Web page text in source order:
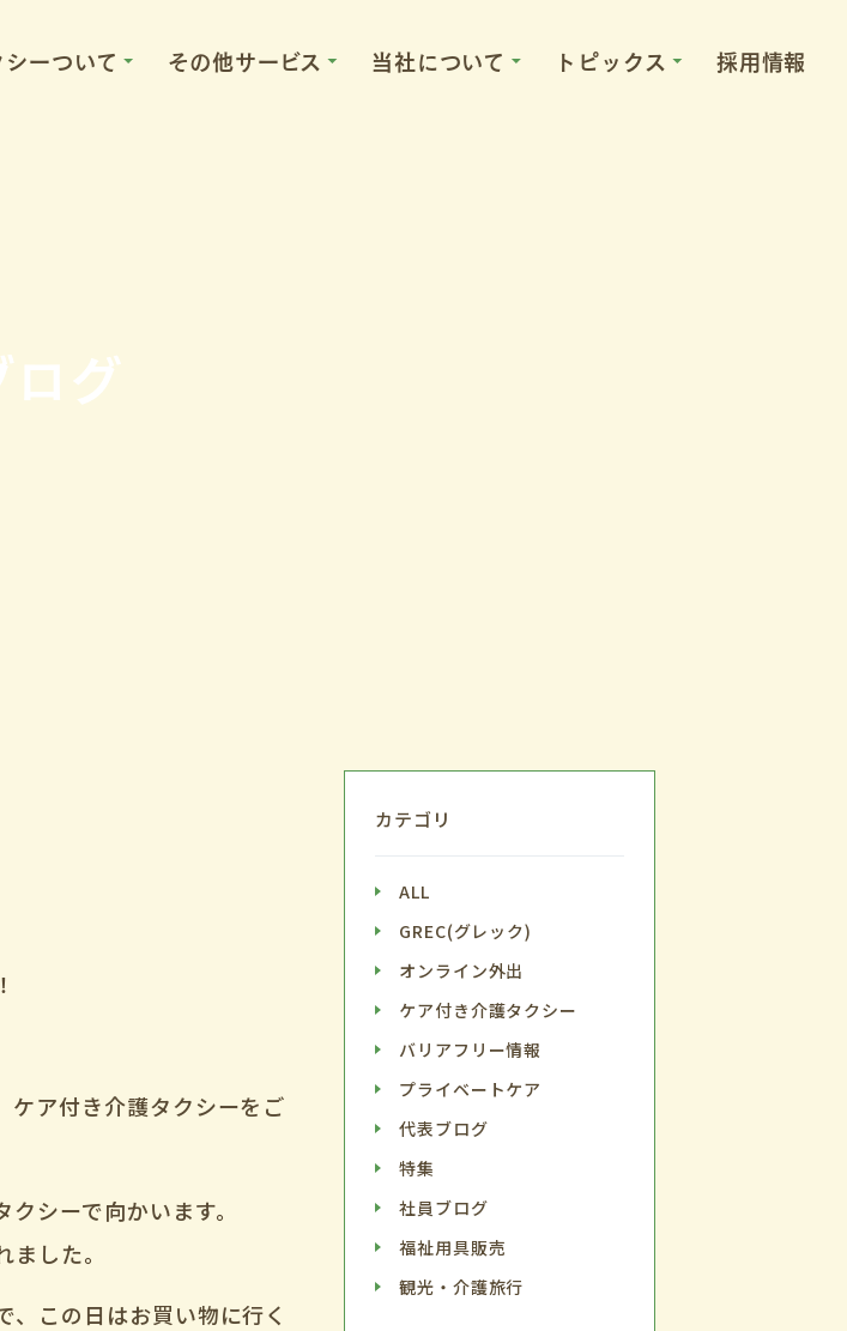
ーついて その他サービス 当社について トピックス 採用情報
ログ
ケア付き介護タクシーをご
シーで向かいます。
した。
この日はお買い物に行く
カテゴリ
ALL
GREC(グレック)
オンライン外出
ケア付き介護タクシー
バリアフリー情報
プライベートケア
代表ブログ
特集
社員ブログ
福祉用具販売
観光・介護旅行